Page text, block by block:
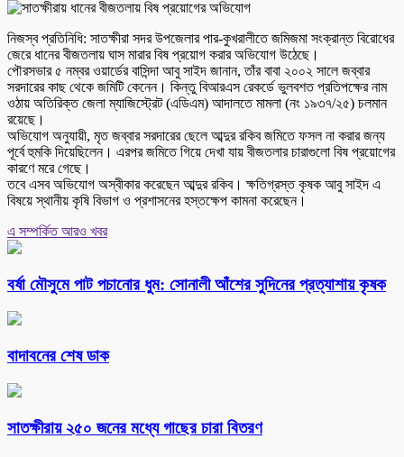
নিজস্ব প্রতিনিধি: সাতক্ষীরা সদর উপজেলার পার-কুখরালীতে জমিজমা সংক্রান্ত বিরোধের
জেরে ধানের বীজতলায় ঘাস মারার বিষ প্রয়োগ করার অভিযোগ উঠেছে।
পৌরসভার ৫ নম্বর ওয়ার্ডের বাসিন্দা আবু সাইদ জানান, তাঁর বাবা ২০০২ সালে জব্বার
সরদারের কাছ থেকে জমিটি কেনেন। কিন্তু বিআরএস রেকর্ডে ভুলবশত প্রতিপক্ষের নাম
ওঠায় অতিরিক্ত জেলা ম্যাজিস্ট্রেট (এডিএম) আদালতে মামলা (নং ১৯৩৭/২৫) চলমান
রয়েছে।
অভিযোগ অনুযায়ী, মৃত জব্বার সরদারের ছেলে আব্দুর রকিব জমিতে ফসল না করার জন্য
পূর্বে হুমকি দিয়েছিলেন। এরপর জমিতে গিয়ে দেখা যায় বীজতলার চারাগুলো বিষ প্রয়োগের
কারণে মরে গেছে।
তবে এসব অভিযোগ অস্বীকার করেছেন আব্দুর রকিব। ক্ষতিগ্রস্ত কৃষক আবু সাইদ এ
বিষয়ে স্থানীয় কৃষি বিভাগ ও প্রশাসনের হস্তক্ষেপ কামনা করেছেন।
এ সম্পর্কিত আরও খবর
বর্ষা মৌসুমে পাট পচানোর ধুম: সোনালী আঁশের সুদিনের প্রত্যাশায় কৃষক
বাদাবনের শেষ ডাক
সাতক্ষীরায় ২৫০ জনের মধ্যে গাছের চারা বিতরণ